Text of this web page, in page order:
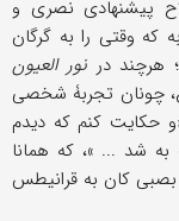
پیشنهادی نصری و
که وقتی را به گرگان
هرچند درنور العیون
چونان تجربۀ شخصی
می‌شود (برای نمونه، نک‍ : ص ۶۱۳: «و حکایت کنم که دیدم
شد ... »، که همانا
بصبی کان به قرانیطس